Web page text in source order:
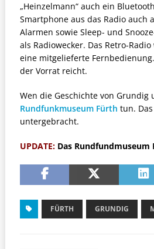
„Heinzelmann“ auch ein
Smartphone aus das Radio auch
Alarmen sowie Sleep- und
als Radiowecker. Das Retro-
eine mitgelieferte
der Vorrat reicht.
Wen die Geschichte von
Rundfunkmuseum Fürth tun. Das
untergebracht.
UPDATE: Das
FÜRTH GRUNDIG